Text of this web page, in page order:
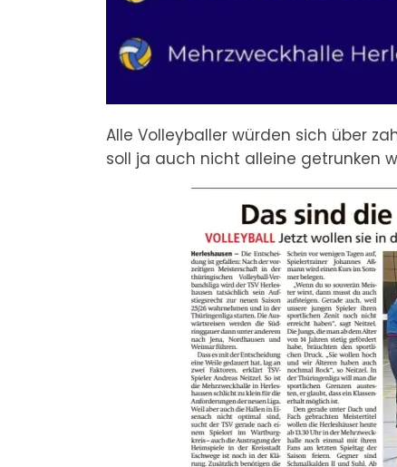
Alle Volleyballer würden sich über
soll ja auch nicht alleine getrunken